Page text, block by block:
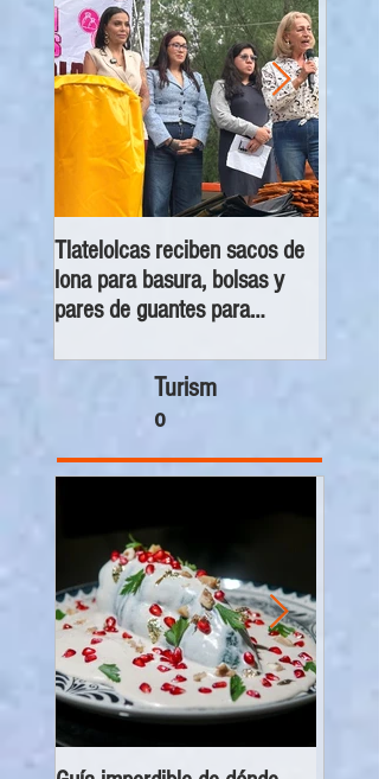
Tlatelolcas reciben sacos de
lona para basura, bolsas y
pares de guantes para
Turism
o